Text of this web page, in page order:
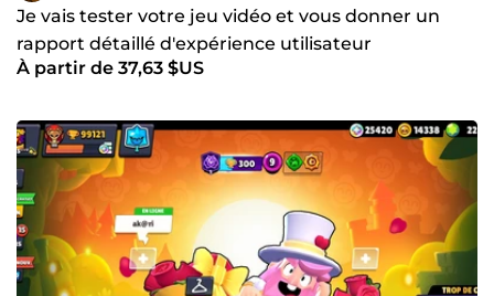
Je vais tester votre jeu vidéo et vous donner un
rapport détaillé d'expérience utilisateur
À partir de 37,63 $US